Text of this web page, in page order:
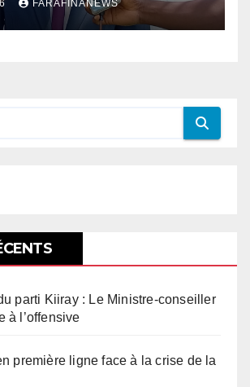
FARAFINANEWS
parti Kiiray : Le Ministre-conseiller
à l’offensive
première ligne face à la crise de la